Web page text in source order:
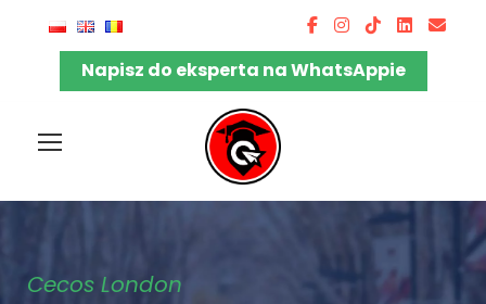
Napisz do eksperta na WhatsAppie
Cecos London